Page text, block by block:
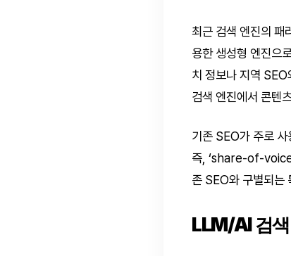
최근 검색 엔진의
용한 생성형 엔진으
치 정보나 지역
검색 엔진에서 콘텐
기존 SEO가 주로
즉, ‘share-of-
존 SEO와 구별되는
LLM/AI 검색